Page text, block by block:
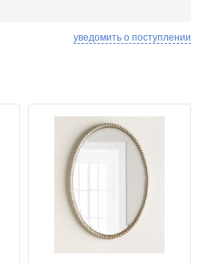
уведомить о поступлении